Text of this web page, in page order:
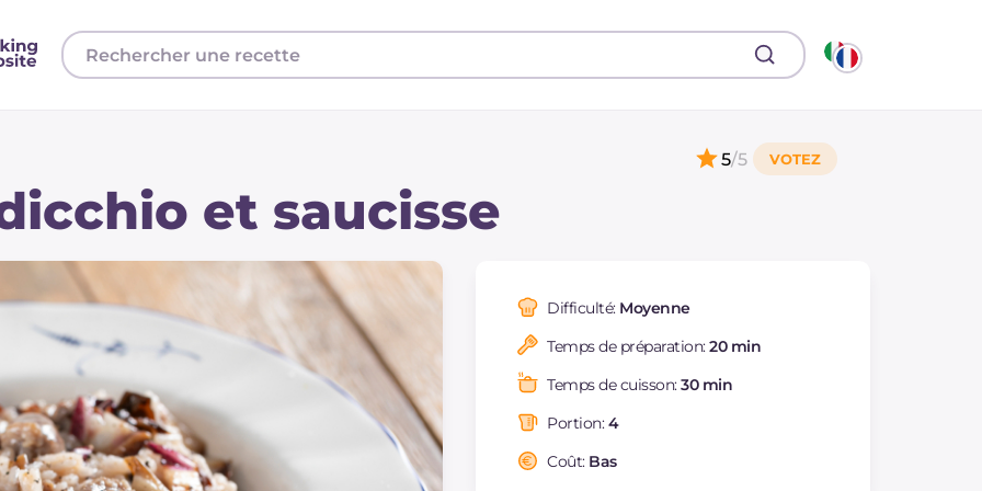
et saucisse
5/5
Difficulté: Moyenne
Temps de préparation:20 min
Temps de cuisson:30 min
Portion:4
Coût: Bas